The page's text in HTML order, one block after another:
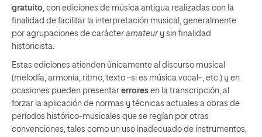
gratuito, con ediciones de música antigua realizadas con la
finalidad de facilitar la interpretación musical, generalmente
por agrupaciones de carácter amateury sin finalidad
historicista.
Estas ediciones atienden únicamente al discurso musical
(melodía, armonía, ritmo, texto –si es música vocal–, etc.) y en
ocasiones pueden presentar errores en la transcripción, al
forzar la aplicación de normas y técnicas actuales a obras de
períodos histórico-musicales que se regían por otras
convenciones, tales como un uso inadecuado de instrumentos,